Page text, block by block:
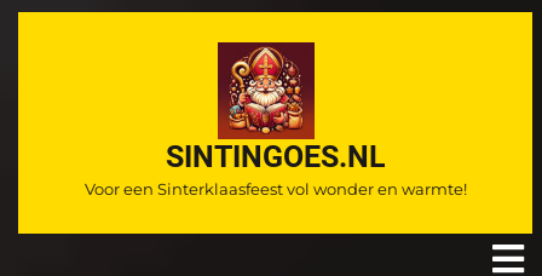
Ga
SINTINGOES.NL
Voor een Sinterklaasfeest vol wonder en warmte!